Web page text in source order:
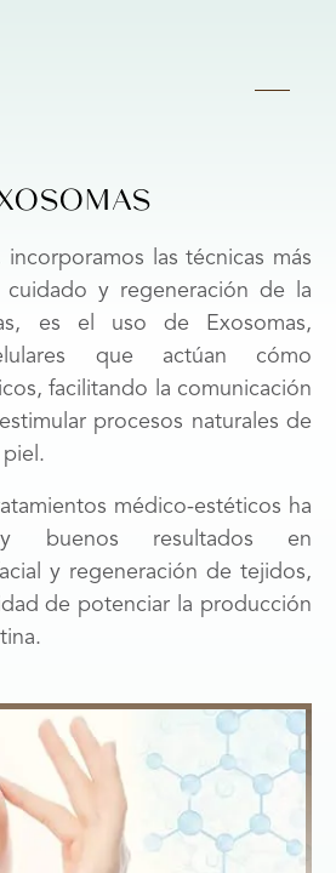
las técnicas más
cuidado y regeneración de la
es el uso de Exosomas,
que actúan cómo
facilitando la comunicación
procesos naturales de
médico-estéticos ha
buenos resultados en
y regeneración de tejidos,
de potenciar la producción